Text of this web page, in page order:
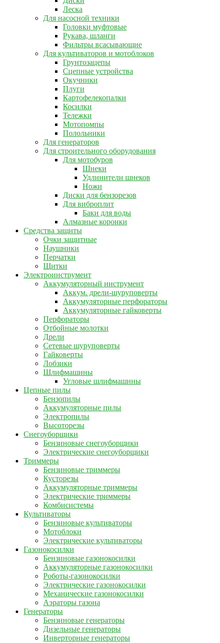
Леска
Для насосной техники
Головки муфтовые
Рукава, шланги
Фильтры всасывающие
Для культиваторов и мотоблоков
Грунтозацепы
Сцепные устройства
Окучники
Плуги
Картофелекопалки
Косилки
Тележки
Мотопомпы
Полольники
Для генераторов
Для строительного оборудования
Для мотобуров
Шнеки
Удлинители шнеков
Ножи
Диски для бензорезов
Для виброплит
Баки для воды
Алмазные коронки
Средства защиты
Очки защитные
Наушники
Перчатки
Щитки
Электроинструмент
Аккумуляторный инструмент
Аккум. дрели-шуруповерты
Аккумуляторные перфораторы
Аккумуляторные гайковерты
Перфораторы
Отбойные молотки
Дрели
Сетевые шуруповерты
Гайковерты
Лобзики
Шлифмашины
Угловые шлифмашины
Цепные пилы
Бензопилы
Аккумуляторные пилы
Электропилы
Высоторезы
Снегоуборщики
Бензиновые снегоуборщики
Электрические снегоуборщики
Триммеры
Бензиновые триммеры
Кусторезы
Аккумуляторные триммеры
Электрические триммеры
Комбисистемы
Культиваторы
Бензиновые культиваторы
Мотоблоки
Электрические культиваторы
Газонокосилки
Бензиновые газонокосилки
Аккумуляторные газонокосилки
Роботы-газонокосилки
Электрические газонокосилки
Механические газонокосилки
Аэраторы газона
Генераторы
Бензиновые генераторы
Дизельные генераторы
Инверторные генераторы